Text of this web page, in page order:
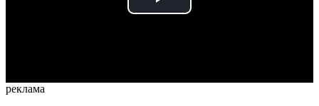
Play
реклама